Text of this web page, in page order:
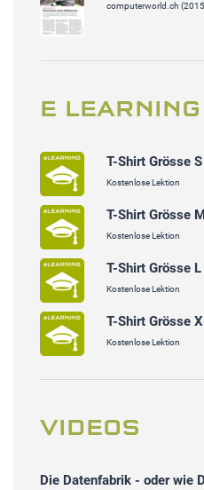
computerworld.ch
E LEARNING
T-Shirt Grösse S
Kostenlose Lektion
T-Shirt Grösse
Kostenlose Lektion
T-Shirt Grösse L
Kostenlose Lektion
T-Shirt Grösse
Kostenlose Lektion
VIDEOS
Die Datenfabrik - oder wie